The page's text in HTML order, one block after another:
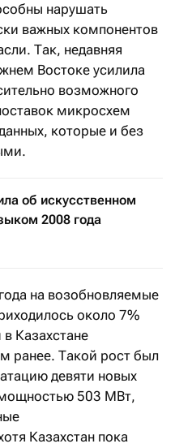
нарушать
важных компонентов
Так, недавняя
Востоке усилила
возможного
микросхем
которые и без
об искусственном
2008 года
на возобновляемые
около 7%
Казахстане
ранее. Такой рост был
девяти новых
503 МВт,
Казахстан пока